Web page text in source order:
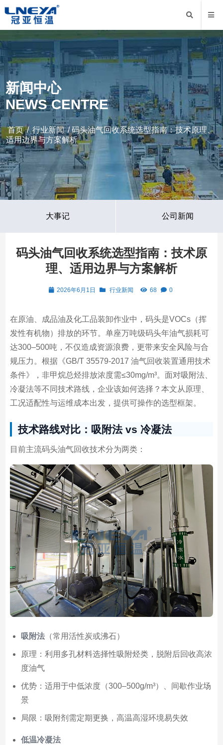
新闻中心
NEWS CENTRE
首页/行业新闻/ 码头油气回收系统选型指南：技术原理、
适用边界与方案解析
大事记 公司新闻
码头油气回收系统选型指南：技术原
理、适用边界与方案解析
2026年6月1日 行业新闻 68 0
在原油、成品油及化工品装卸作业中，码头是VOCs（挥
发性有机物）排放的环节。单座万吨级码头年油气损耗可
达300–500吨，不仅造成资源浪费，更带来安全风险与合
规压力。根据《GB/T 35579-2017 油气回收装置通用技术
条件》，非甲烷总烃排放浓度需≤30mg/m³。面对吸附法、
冷凝法等不同技术路线，企业该如何选择？本文从原理、
工况适配性与运维成本出发，提供可操作的选型框架。
技术路线对比：吸附法 vs 冷凝法
目前主流码头油气回收技术分为两类：
吸附法（常用活性炭或沸石）
原理：利用多孔材料选择性吸附烃类，脱附后回收高浓
度油气
优势：适用于中低浓度（300–500g/m³）、间歇作业场
景
局限：吸附剂需定期更换，高温高湿环境易失效
低温冷凝法